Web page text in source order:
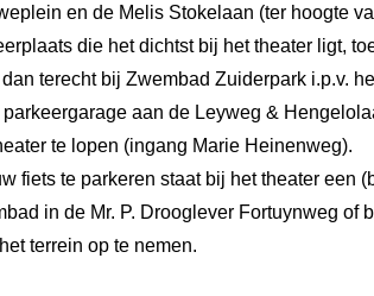
en de Melis Stokelaan (ter hoogte
die het dichtst bij het theater ligt,
dan terecht bij Zwembad Zuiderpark i.p.v.
parkeergarage aan de Leyweg &
te lopen (ingang Marie Heinenweg).
fiets te parkeren staat bij het theater een
in de Mr. P. Drooglever Fortuynweg of
terrein op te nemen.